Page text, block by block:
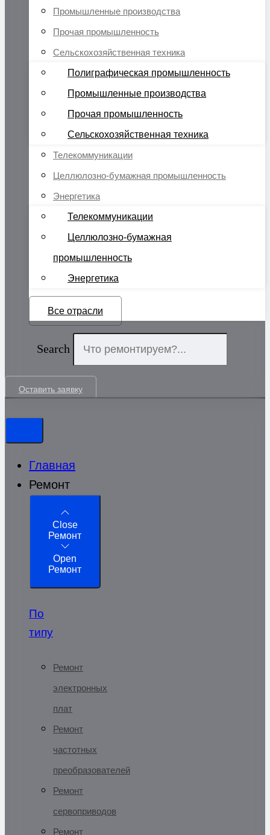
Промышленные производства
Прочая промышленность
Сельскохозяйственная техника
Полиграфическая промышленность
Промышленные производства
Прочая промышленность
Сельскохозяйственная техника
Телекоммуникации
Целлюлозно-бумажная промышленность
Энергетика
Телекоммуникации
Целлюлозно-бумажная
промышленность
Энергетика
Все отрасли
Search
Оставить заявку
Главная
Ремонт
Close
Ремонт
Open
Ремонт
По
типу
Ремонт
электронных
плат
Ремонт
частотных
преобразователей
Ремонт
сервоприводов
Ремонт